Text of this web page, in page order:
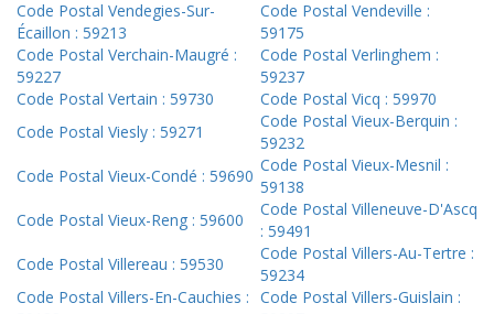
Code Postal Vendegies-Sur-
Écaillon : 59213
Code Postal Vendeville :
59175
Code Postal Verchain-Maugré :
59227
Code Postal Verlinghem :
59237
Code Postal Vertain : 59730
Code Postal Vicq : 59970
Code Postal Viesly : 59271
Code Postal Vieux-Berquin :
59232
Code Postal Vieux-Condé : 59690
Code Postal Vieux-Mesnil :
59138
Code Postal Vieux-Reng : 59600
Code Postal Villeneuve-D'Ascq
: 59491
Code Postal Villereau : 59530
Code Postal Villers-Au-Tertre :
59234
Code Postal Villers-En-Cauchies : Code Postal Villers-Guislain :